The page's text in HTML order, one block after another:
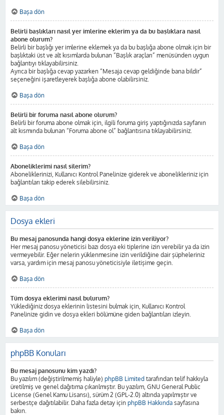
Başa dön
Belirli başlıkları nasıl yer imlerine eklerim ya da bu başlıklara nasıl
abone olurum?
Belirli bir başlığı yer imlerine eklemek ya da bu başlığa abone olmak için bir
başlıktaki üst ve alt kısımlarda bulunan “Başlık araçları” menüsünden uygun
bağlantıyı tıklayabilirsiniz.
Ayrıca bir başlığa cevap yazarken “Mesaja cevap geldiğinde bana bildir”
seçeneğini işaretleyerek başlığa abone olabilirsiniz.
Başa dön
Belirli bir foruma nasıl abone olurum?
Belirli bir foruma abone olmak için, ilgili foruma giriş yaptığınızda sayfanın
alt kısmında bulunan “Foruma abone ol” bağlantısına tıklayabilirsiniz.
Başa dön
Aboneliklerimi nasıl silerim?
Aboneliklerinizi, Kullanıcı Kontrol Panelinize giderek ve abonelikleriniz için
bağlantıları takip ederek silebilirsiniz.
Başa dön
Dosya ekleri
Bu mesaj panosunda hangi dosya eklerine izin veriliyor?
Her mesaj panosu yöneticisi bazı dosya eki tiplerine izin verebilir ya da izin
vermeyebilir. Eğer nelerin yüklenmesine izin verildiğine dair şüpheleriniz
varsa, yardım için mesaj panosu yöneticisiyle iletişime geçin.
Başa dön
Tüm dosya eklerimi nasıl bulurum?
Yüklediğiniz dosya eklerinin listesini bulmak için, Kullanıcı Kontrol
Panelinize gidin ve dosya ekleri bölümüne giden bağlantıları izleyin.
Başa dön
phpBB Konuları
Bu mesaj panosunu kim yazdı?
Bu yazılım (değiştirilmemiş haliyle) phpBB Limited tarafından telif hakkıyla
üretilmiş ve genel dağıtıma çıkarılmıştır. Bu yazılım, GNU General Public
License (Genel Kamu Lisansı), sürüm 2 (GPL-2.0) altında yapılmıştır ve
serbestçe dağıtılabilir. Daha fazla detay için phpBB Hakkında sayfasına
bakın.